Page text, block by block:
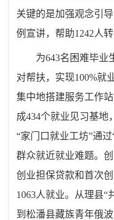
关键的是加强观念引
例宣讲，帮助1242人转
为643名困难毕业
对帮扶，实现100%就
集中地搭建服务工作
成434个就业见习基地
“家门口就业工坊”通
群众就近就业难题。
创业担保贷款和首次
1063人就业。从理县“
到松潘县藏族青年俄